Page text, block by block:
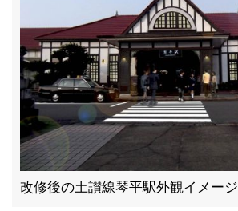
改修後の土讃線琴平駅外観イメージ